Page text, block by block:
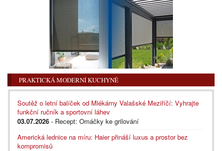
PRAKTICKÁ MODERNÍ KUCHYNĚ
Soutěž o letní balíček od Mlékárny Valašské Meziříčí: Vyhrajte
funkční ručník a sportovní láhev
03.07.2026 - Recept: Omáčky ke grilování
Americká lednice na míru: Haier přináší luxus a prostor bez
kompromisů